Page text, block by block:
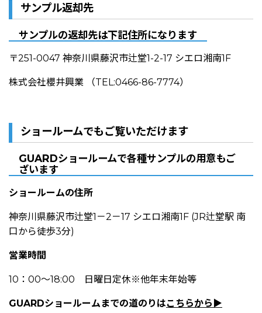
サンプル返却先
サンプルの返却先は下記住所になります
〒251-0047 神奈川県藤沢市辻堂1-2-17 シエロ湘南1F
株式会社櫻井興業 （TEL:0466-86-7774）
ショールームでもご覧いただけます
GUARDショールームで各種サンプルの用意もご
ざいます
ショールームの住所
神奈川県藤沢市辻堂1－2－17 シエロ湘南1F (JR辻堂駅 南
口から徒歩3分)
営業時間
10：00～18:00 日曜日定休※他年末年始等
GUARDショールームまでの道のりはこちらから▶